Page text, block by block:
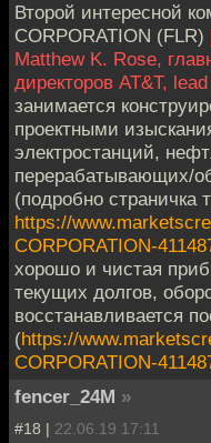
Второй интересной
CORPORATION (FLR)
Matthew K. Rose,
директоров AT&T,
занимается
проектными
электростанций,
перерабатывающих/
(подробно страничка
https://
CORPORATION-
хорошо и чистая
текущих долгов,
восстанавливается
(https://
CORPORATION-
fencer_24M »
#18 | 22.06.19 17:11